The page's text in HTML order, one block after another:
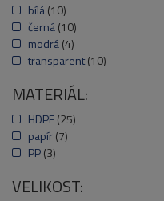
bílá (10)
černá (10)
modrá (4)
transparent (10)
MATERIÁL:
HDPE (25)
papír (7)
PP (3)
VELIKOST: